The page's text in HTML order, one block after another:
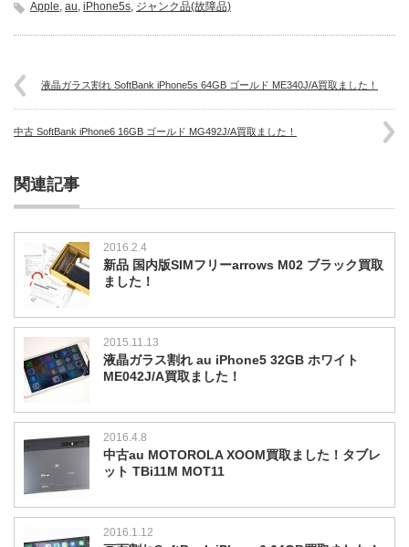
Apple, au, iPhone5s, ジャンク品(故障品)
液晶ガラス割れ SoftBank iPhone5s 64GB ゴールド ME340J/A買取ました！
中古 SoftBank iPhone6 16GB ゴールド MG492J/A買取ました！
関連記事
2016.2.4
新品 国内版SIMフリーarrows M02 ブラック買取
ました！
2015.11.13
液晶ガラス割れ au iPhone5 32GB ホワイト
ME042J/A買取ました！
2016.4.8
中古au MOTOROLA XOOM買取ました！タブレ
ット TBi11M MOT11
2016.1.12